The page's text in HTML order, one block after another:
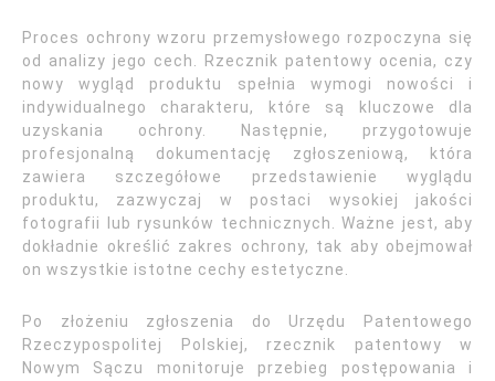
Proces ochrony wzoru przemysłowego rozpoczyna się
od analizy jego cech. Rzecznik patentowy ocenia, czy
nowy wygląd produktu spełnia wymogi nowości i
indywidualnego charakteru, które są kluczowe dla
uzyskania ochrony. Następnie, przygotowuje
profesjonalną dokumentację zgłoszeniową, która
zawiera szczegółowe przedstawienie wyglądu
produktu, zazwyczaj w postaci wysokiej jakości
fotografii lub rysunków technicznych. Ważne jest, aby
dokładnie określić zakres ochrony, tak aby obejmował
on wszystkie istotne cechy estetyczne.
Po złożeniu zgłoszenia do Urzędu Patentowego
Rzeczypospolitej Polskiej, rzecznik patentowy w
Nowym Sączu monitoruje przebieg postępowania i